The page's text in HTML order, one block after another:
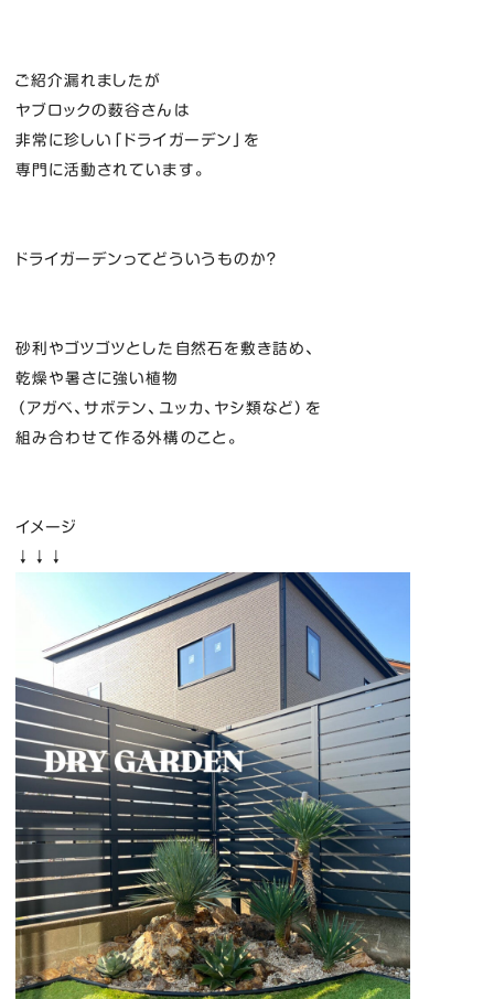
ご紹介漏れましたが
ヤブロックの薮谷さんは
非常に珍しい「ドライガーデン」を
専門に活動されています。
ドライガーデンってどういうものか？
砂利やゴツゴツとした自然石を敷き詰め、
乾燥や暑さに強い植物
（アガベ、サボテン、ユッカ、ヤシ類など）を
組み合わせて作る外構のこと。
イメージ
↓↓↓